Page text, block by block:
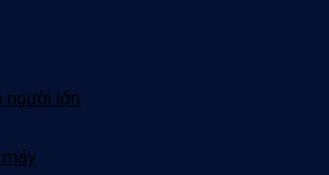
người lớn